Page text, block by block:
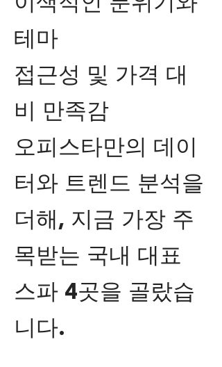
테마
접근성 및 가격 대
비 만족감
오피스타만의 데이
터와 트렌드 분석을
더해, 지금 가장 주
목받는 국내 대표
스파 4곳을 골랐습
니다.